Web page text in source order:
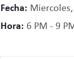
Fecha:
Hora: 6 PM - 9